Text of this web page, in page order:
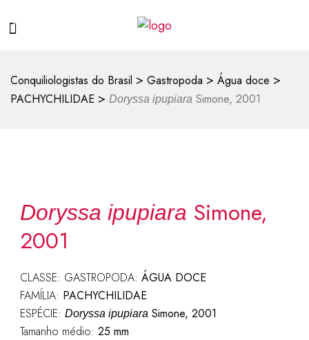
Conquiliologistas do Brasil > Gastropoda > Água doce >
PACHYCHILIDAE > Doryssa ipupiara Simone, 2001
Doryssa ipupiara Simone,
2001
CLASSE: GASTROPODA: ÁGUA DOCE
FAMÍLIA: PACHYCHILIDAE
ESPÉCIE: Doryssa ipupiaraSimone, 2001
Tamanho médio: 25 mm